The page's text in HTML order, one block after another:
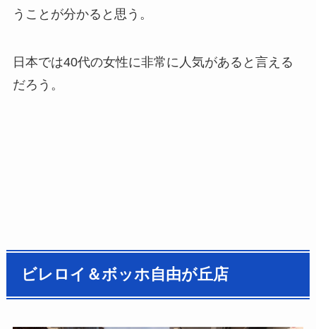
うことが分かると思う。
日本では40代の女性に非常に人気があると言える
だろう。
ビレロイ＆ボッホ自由が丘店